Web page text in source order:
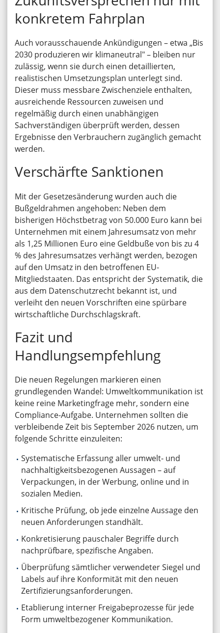
konkretem Fahrplan
Auch vorausschauende Ankündigungen – etwa „Bis
2030 produzieren wir klimaneutral" – bleiben nur
zulässig, wenn sie durch einen detaillierten,
realistischen Umsetzungsplan unterlegt sind.
Dieser muss messbare Zwischenziele enthalten,
ausreichende Ressourcen zuweisen und
regelmäßig durch einen unabhängigen
Sachverständigen überprüft werden, dessen
Ergebnisse den Verbrauchern zugänglich gemacht
werden.
Verschärfte Sanktionen
Mit der Gesetzesänderung wurden auch die
Bußgeldrahmen angehoben: Neben dem
bisherigen Höchstbetrag von 50.000 Euro kann bei
Unternehmen mit einem Jahresumsatz von mehr
als 1,25 Millionen Euro eine Geldbuße von bis zu 4
% des Jahresumsatzes verhängt werden, bezogen
auf den Umsatz in den betroffenen EU-
Mitgliedstaaten. Das entspricht der Systematik, die
aus dem Datenschutzrecht bekannt ist, und
verleiht den neuen Vorschriften eine spürbare
wirtschaftliche Durchschlagskraft.
Fazit und
Handlungsempfehlung
Die neuen Regelungen markieren einen
grundlegenden Wandel: Umweltkommunikation ist
keine reine Marketingfrage mehr, sondern eine
Compliance-Aufgabe. Unternehmen sollten die
verbleibende Zeit bis September 2026 nutzen, um
folgende Schritte einzuleiten:
Systematische Erfassung aller umwelt- und
nachhaltigkeitsbezogenen Aussagen – auf
Verpackungen, in der Werbung, online und in
sozialen Medien.
Kritische Prüfung, ob jede einzelne Aussage den
neuen Anforderungen standhält.
Konkretisierung pauschaler Begriffe durch
nachprüfbare, spezifische Angaben.
Überprüfung sämtlicher verwendeter Siegel und
Labels auf ihre Konformität mit den neuen
Zertifizierungsanforderungen.
Etablierung interner Freigabeprozesse für jede
Form umweltbezogener Kommunikation.